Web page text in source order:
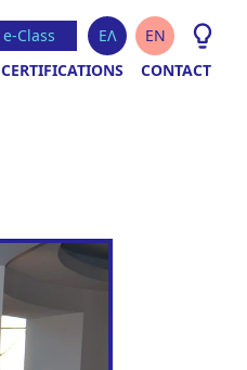
e-Class ΕΛ
EN
CONTACT